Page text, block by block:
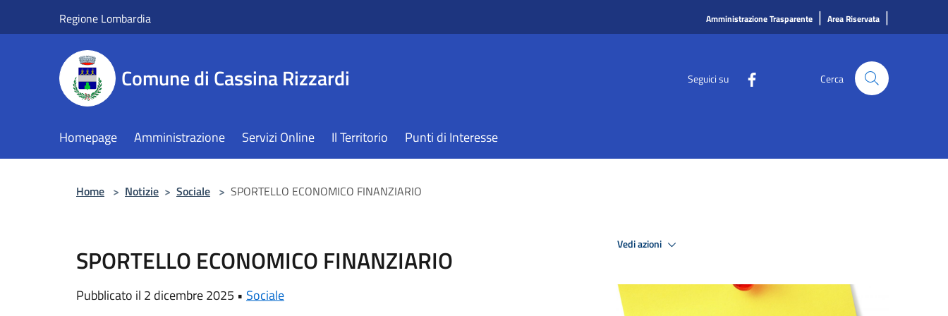
Regione Lombardia Amministrazione Trasparente | Area Riservata |
Comune di Cassina Rizzardi Seguici su Cerca
Homepage Amministrazione Servizi Online Il Territorio Punti di Interesse
Home > Notizie > Sociale > SPORTELLO ECONOMICO FINANZIARIO
SPORTELLO ECONOMICO FINANZIARIO
Pubblicato il 2 dicembre 2025 • Sociale
Vedi azioni